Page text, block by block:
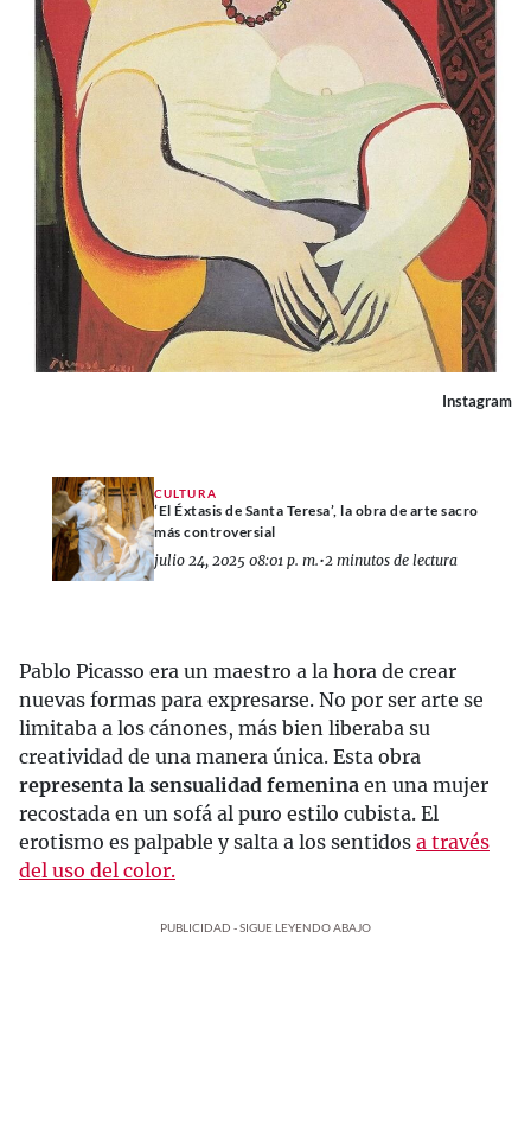
Instagram
CULTURA
‘El Éxtasis de Santa Teresa’, la obra de arte sacro
más controversial
julio 24, 2025 08:01 p. m.•2 minutos de lectura
Pablo Picasso era un maestro a la hora de crear
nuevas formas para expresarse. No por ser arte se
limitaba a los cánones, más bien liberaba su
creatividad de una manera única. Esta obra
representa la sensualidad femenina en una mujer
recostada en un sofá al puro estilo cubista. El
erotismo es palpable y salta a los sentidos a través
del uso del color.
PUBLICIDAD - SIGUE LEYENDO ABAJO